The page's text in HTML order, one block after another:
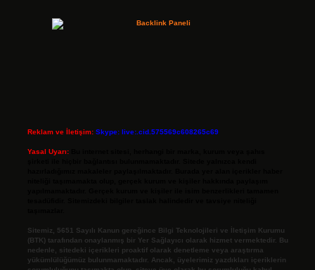
Reklam ve İletişim: Skype: live:.cid.575569c608265c69
Yasal Uyarı:
Sitemiz, 5651 Sayılı Kanun gereğince Bilgi Teknolojileri ve İletişim Kurumu
(BTK) tarafından onaylanmış bir Yer Sağlayıcı olarak hizmet vermektedir. Bu
nedenle, sitedeki içerikleri proaktif olarak denetleme veya araştırma
yükümlülüğümüz bulunmamaktadır. Ancak, üyelerimiz yazdıkları içeriklerin